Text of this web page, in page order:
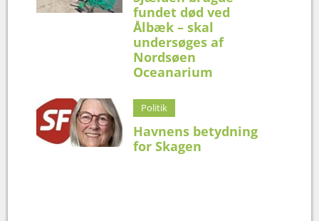
fundet død ved
Ålbæk – skal
undersøges af
Nordsøen
Oceanarium
Politik
Havnens betydning
for Skagen